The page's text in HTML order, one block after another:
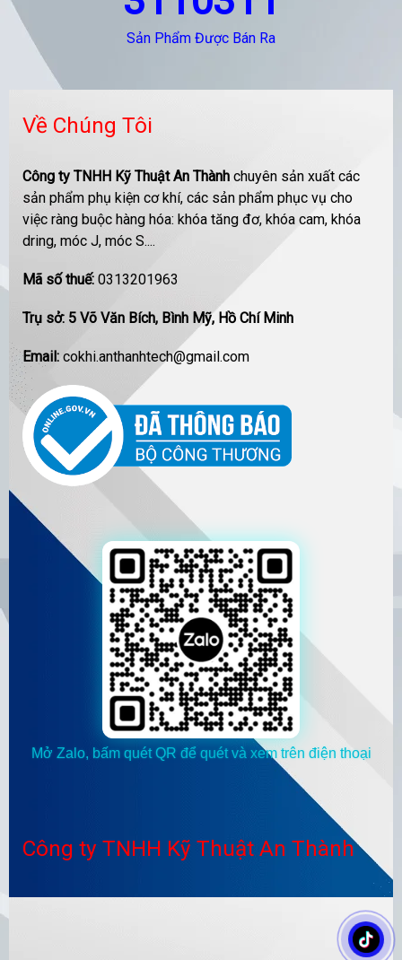
Sản Phẩm Được Bán Ra
Về Chúng Tôi
Công ty TNHH Kỹ Thuật An Thành chuyên sản xuất các
sản phẩm phụ kiện cơ khí, các sản phẩm phục vụ cho
việc ràng buộc hàng hóa: khóa tăng đơ, khóa cam, khóa
dring, móc J, móc S....
Mã số thuế: 0313201963
Trụ sở: 5 Võ Văn Bích, Bình Mỹ, Hồ Chí Minh
Email: cokhi.anthanhtech@gmail.com
Mở Zalo, bấm quét QR để quét và xem trên điện thoại
Công ty TNHH Kỹ Thuật An Thành